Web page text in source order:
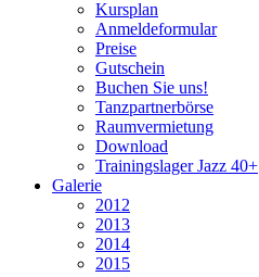
Kursplan
Anmeldeformular
Preise
Gutschein
Buchen Sie uns!
Tanzpartnerbörse
Raumvermietung
Download
Trainingslager Jazz 40+
Galerie
2012
2013
2014
2015